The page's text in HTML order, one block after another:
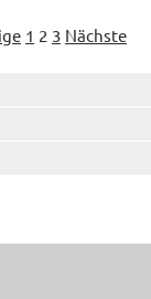
1 2 3 Nächste